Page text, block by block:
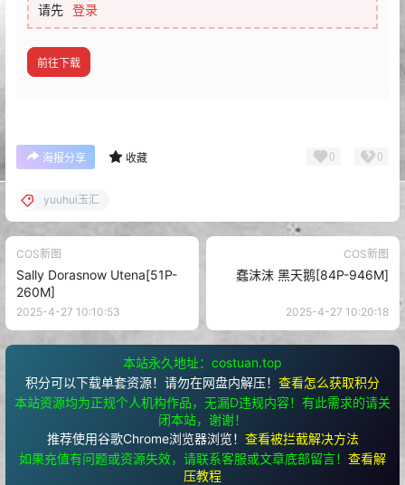
请先 登录
前往下载
海报分享 收藏 0 0
yuuhui玉汇
COS新图
Sally Dorasnow Utena[51P-
260M]
2025-4-27 10:10:53
COS新图
蠢沫沫 黑天鹅[84P-946M]
2025-4-27 10:20:18
本站永久地址：costuan.top
积分可以下载单套资源！请勿在网盘内解压！ 查看怎么获取积分
本站资源均为正规个人机构作品，无漏D违规内容！有此需求的请关
闭本站，谢谢！
推荐使用谷歌Chrome浏览器浏览！ 查看被拦截解决方法
如果充值有问题或资源失效，请联系客服或文章底部留言！ 查看解
压教程